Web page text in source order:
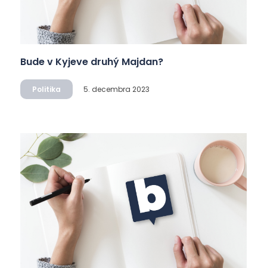
Bude v Kyjeve druhý Majdan?
Politika 5. decembra 2023